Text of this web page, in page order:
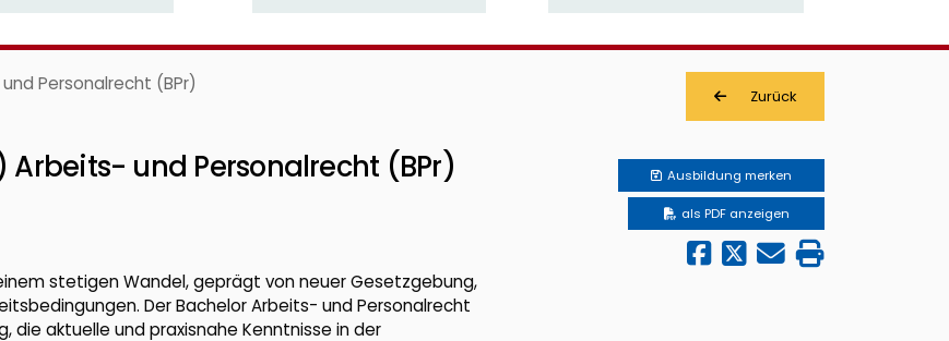
Personalrecht (BPr)
Zurück
und Personalrecht (BPr)
stetigen Wandel, geprägt von neuer Gesetzgebung,
Der Bachelor Arbeits- und Personalrecht
aktuelle und praxisnahe Kenntnisse in der
Ausbildung merken
als PDF anzeigen